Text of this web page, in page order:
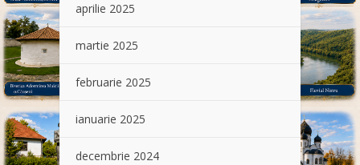
aprilie 2025
martie 2025
februarie 2025
ianuarie 2025
decembrie 2024